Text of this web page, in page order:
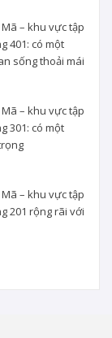
– khu vực tập
401: có một
sống thoải mái
– khu vực tập
301: có một
– khu vực tập
201 rộng rãi với